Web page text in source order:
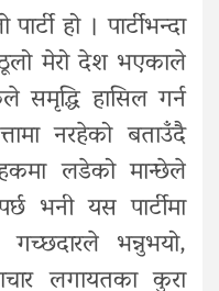
हो । पार्टीभन्दा
मेरो देश भएकाले
हासिल गर्न
नरहेको बताउँदै
लडेको मान्छेले
भनी यस पार्टीमा
भन्नुभयो,